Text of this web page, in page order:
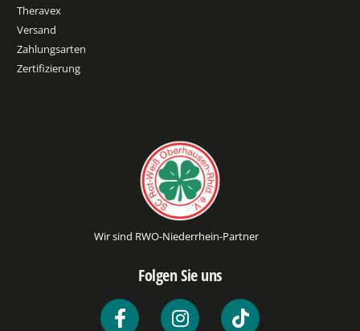
Theravex
Versand
Zahlungsarten
Zertifizierung
Wir sind RWO-Niederrhein-Partner
Folgen Sie uns